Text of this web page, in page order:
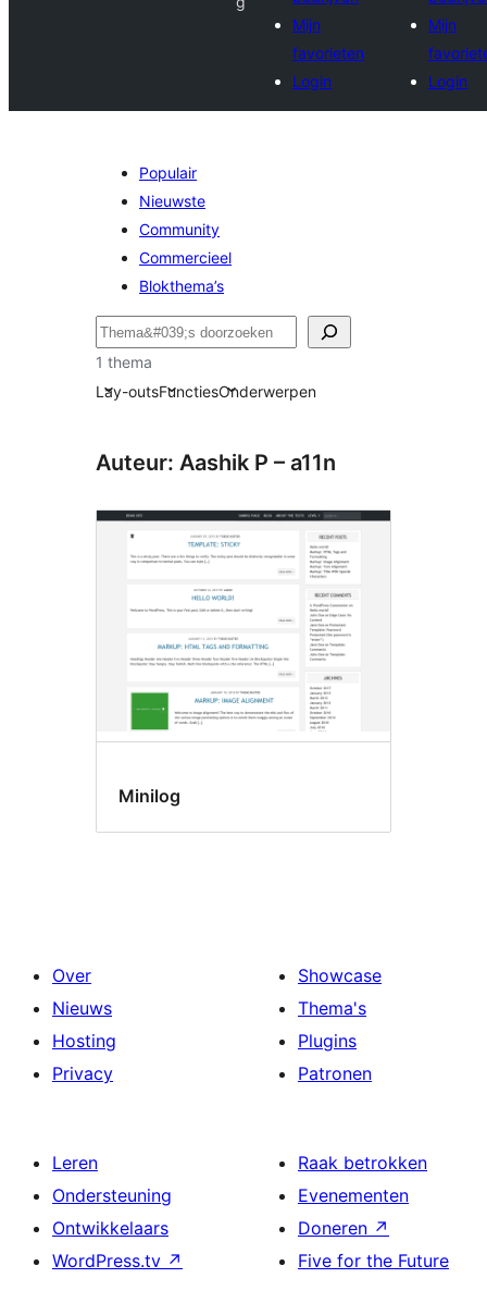
Mijn
favorieten
Login
Mijn
Login
Populair
Nieuwste
Community
Commercieel
Blokthema’s
Zoeken
1 thema
Lay-outsFunctiesOnderwerpen
Auteur: Aashik P – a11n
Minilog
Over
Nieuws
Hosting
Privacy
Showcase
Thema's
Plugins
Patronen
Leren
Ondersteuning
Ontwikkelaars
WordPress.tv ↗
Raak betrokken
Evenementen
Doneren ↗
Five for the Future